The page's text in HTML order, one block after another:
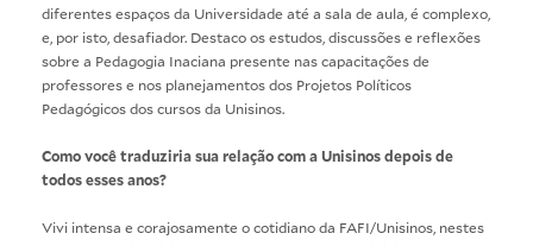
diferentes espaços da Universidade até a sala de aula, é complexo,
e, por isto, desafiador. Destaco os estudos, discussões e reflexões
sobre a Pedagogia Inaciana presente nas capacitações de
professores e nos planejamentos dos Projetos Políticos
Pedagógicos dos cursos da Unisinos.
Como você traduziria sua relação com a Unisinos depois de
todos esses anos?
Vivi intensa e corajosamente o cotidiano da FAFI/Unisinos, nestes